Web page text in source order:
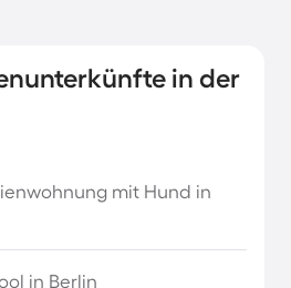
in der
mit Hund in
in Berlin